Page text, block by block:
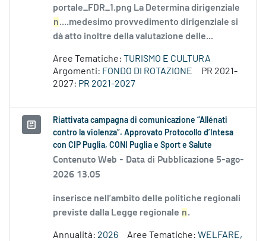
portale_FDR_1.png La Determina dirigenziale
n....medesimo provvedimento dirigenziale si
dà atto inoltre della valutazione delle...
Aree Tematiche: TURISMO E CULTURA
Argomenti: FONDO DI ROTAZIONE
PR 2021-
2027: PR 2021-2027
Riattivata campagna di comunicazione “Allénati
contro la violenza”. Approvato Protocollo d’Intesa
con CIP Puglia, CONI Puglia e Sport e Salute
Contenuto Web - Data di Pubblicazione 5-ago-
2026 13.05
inserisce nell’ambito delle politiche regionali
previste dalla Legge regionale n.
Annualità: 2026 Aree Tematiche: WELFARE,